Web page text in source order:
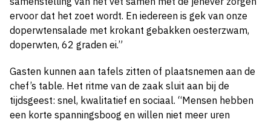
ervoor dat het zoet wordt. En iedereen is gek van onze
doperwtensalade met krokant gebakken oesterzwam,
doperwten, 62 graden ei.”
Gasten kunnen aan tafels zitten of plaatsnemen aan de
chef’s table. Het ritme van de zaak sluit aan bij de
tijdsgeest: snel, kwalitatief en sociaal. “Mensen hebben
een korte spanningsboog en willen niet meer uren